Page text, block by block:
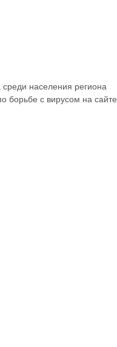
населения региона
борьбе с вирусом на сайте